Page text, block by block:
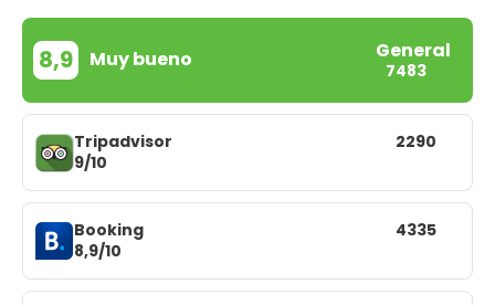
8,9 Muy bueno General
7483
Tripadvisor
9/10
2290
Booking
8,9/10
4335